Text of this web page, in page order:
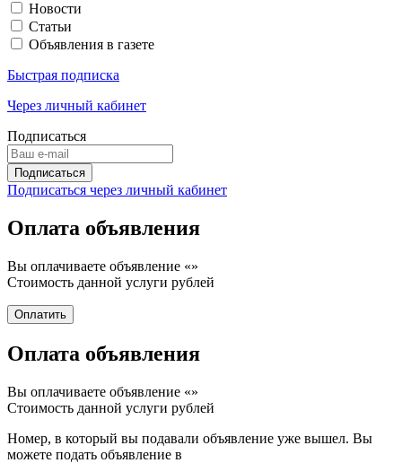
Новости
Статьи
Объявления в газете
Быстрая подписка
Через личный кабинет
Подписаться
Подписаться через личный кабинет
Оплата объявления
Вы оплачиваете объявление «»
Стоимость данной услуги рублей
Оплата объявления
Вы оплачиваете объявление «»
Стоимость данной услуги рублей
Номер, в который вы подавали объявление уже вышел. Вы
можете подать объявление в